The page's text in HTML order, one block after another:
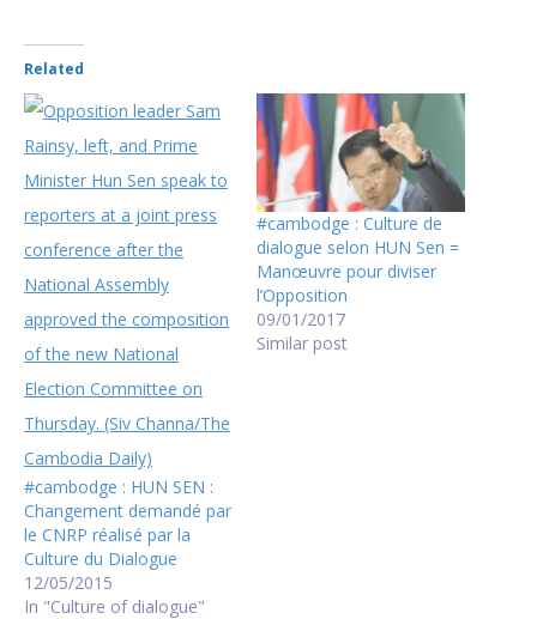
Related
#cambodge : HUN SEN :
Changement demandé par
le CNRP réalisé par la
Culture du Dialogue
12/05/2015
In "Culture of dialogue"
#cambodge : Culture de
dialogue selon HUN Sen =
Manœuvre pour diviser
l’Opposition
09/01/2017
Similar post